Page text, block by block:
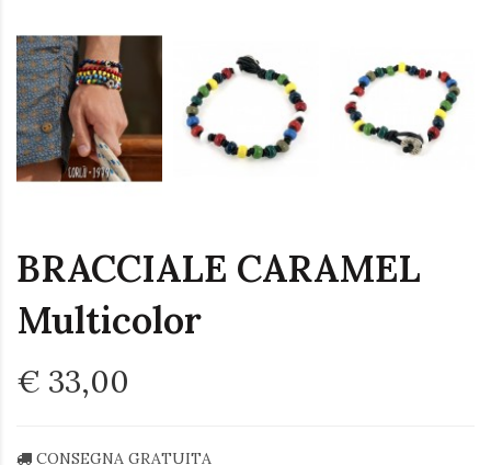
BRACCIALE CARAMEL
Multicolor
€ 33,00
CONSEGNA GRATUITA